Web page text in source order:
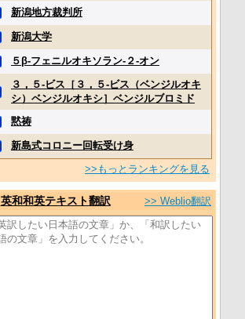
新潟地方裁判所
新潟大学
５β‐フェニルオキソラン‐２‐オン
３，５‐ビス［３，５‐ビス（ベンジルオキ
シ）ベンジルオキシ］ベンジルブロミド
黙祷
新島式コロニー回転受け身
>>もっとランキングを見る
英和和英テキスト翻訳 >> Weblio翻訳